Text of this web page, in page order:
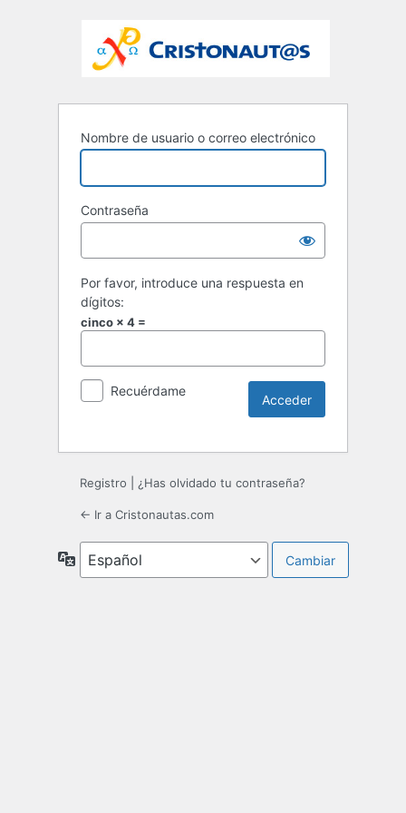
Nombre de usuario o correo electrónico
Contraseña
Por favor, introduce una respuesta en
dígitos:
cinco × 4 =
Recuérdame
Registro ¿Has olvidado tu contraseña?
← Ir a Cristonautas.com
Idioma